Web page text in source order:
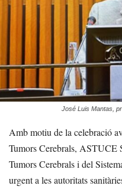
José Luis Mantas,
Amb motiu de la celebració
Tumors Cerebrals, ASTUCE
Tumors Cerebrals i del
urgent a les autoritats